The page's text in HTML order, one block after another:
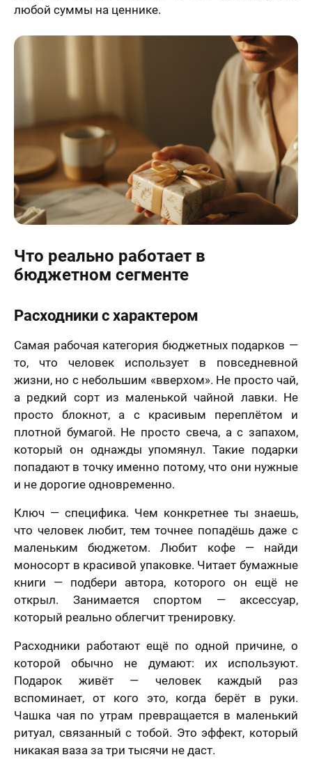
любой суммы на ценнике.
Что реально работает в
бюджетном сегменте
Расходники с характером
Самая рабочая категория бюджетных подарков —
то, что человек использует в повседневной
жизни, но с небольшим «вверхом». Не просто чай,
а редкий сорт из маленькой чайной лавки. Не
просто блокнот, а с красивым переплётом и
плотной бумагой. Не просто свеча, а с запахом,
который он однажды упомянул. Такие подарки
попадают в точку именно потому, что они нужные
и не дорогие одновременно.
Ключ — специфика. Чем конкретнее ты знаешь,
что человек любит, тем точнее попадёшь даже с
маленьким бюджетом. Любит кофе — найди
моносорт в красивой упаковке. Читает бумажные
книги — подбери автора, которого он ещё не
открыл. Занимается спортом — аксессуар,
который реально облегчит тренировку.
Расходники работают ещё по одной причине, о
которой обычно не думают: их используют.
Подарок живёт — человек каждый раз
вспоминает, от кого это, когда берёт в руки.
Чашка чая по утрам превращается в маленький
ритуал, связанный с тобой. Это эффект, который
никакая ваза за три тысячи не даст.